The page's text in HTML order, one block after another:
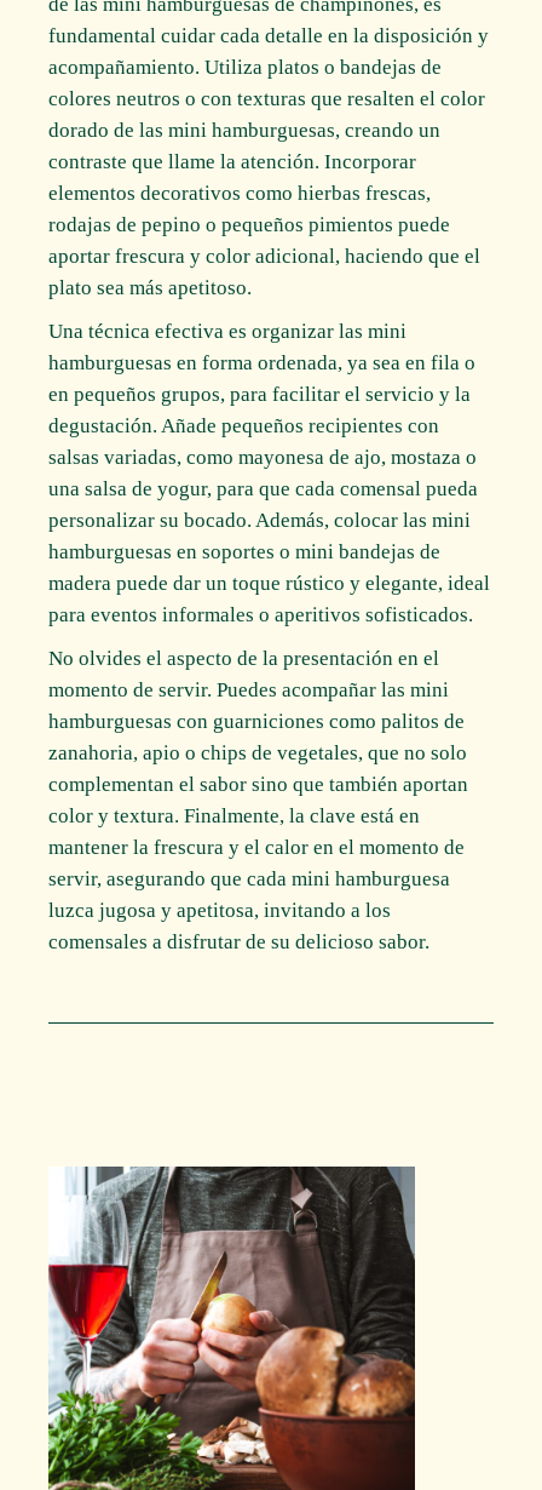
fundamental cuidar cada detalle en la disposición y
acompañamiento. Utiliza platos o bandejas de
colores neutros o con texturas que resalten el color
dorado de las mini hamburguesas, creando un
contraste que llame la atención. Incorporar
elementos decorativos como hierbas frescas,
rodajas de pepino o pequeños pimientos puede
aportar frescura y color adicional, haciendo que el
plato sea más apetitoso.
Una técnica efectiva es organizar las mini
hamburguesas en forma ordenada, ya sea en fila o
en pequeños grupos, para facilitar el servicio y la
degustación. Añade pequeños recipientes con
salsas variadas, como mayonesa de ajo, mostaza o
una salsa de yogur, para que cada comensal pueda
personalizar su bocado. Además, colocar las mini
hamburguesas en soportes o mini bandejas de
madera puede dar un toque rústico y elegante, ideal
para eventos informales o aperitivos sofisticados.
No olvides el aspecto de la presentación en el
momento de servir. Puedes acompañar las mini
hamburguesas con guarniciones como palitos de
zanahoria, apio o chips de vegetales, que no solo
complementan el sabor sino que también aportan
color y textura. Finalmente, la clave está en
mantener la frescura y el calor en el momento de
servir, asegurando que cada mini hamburguesa
luzca jugosa y apetitosa, invitando a los
comensales a disfrutar de su delicioso sabor.